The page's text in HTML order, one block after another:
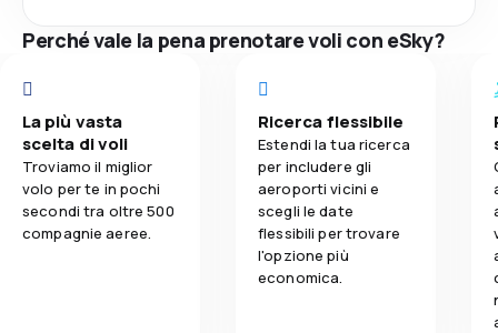
Perché vale la pena prenotare voli con eSky?
La più vasta
scelta di voli
Troviamo il miglior
volo per te in pochi
secondi tra oltre 500
compagnie aeree.
Ricerca flessibile
Estendi la tua ricerca
per includere gli
aeroporti vicini e
scegli le date
flessibili per trovare
l'opzione più
economica.